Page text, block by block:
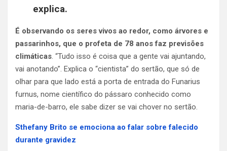
explica.
É observando os seres vivos ao redor, como árvores e
passarinhos, que o profeta de 78 anos faz previsões
climáticas. “Tudo isso é coisa que a gente vai ajuntando,
vai anotando”. Explica o “cientista” do sertão, que só de
olhar para que lado está a porta de entrada do Funarius
furnus, nome científico do pássaro conhecido como
maria-de-barro, ele sabe dizer se vai chover no sertão.
Sthefany Brito se emociona ao falar sobre falecido
durante gravidez